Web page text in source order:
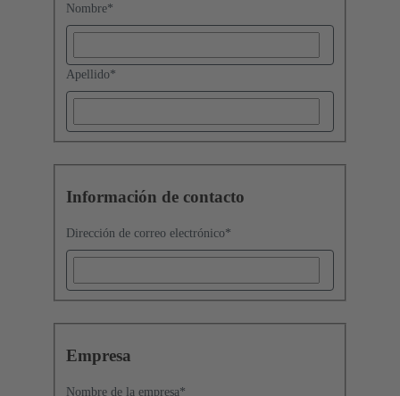
Nombre*
Apellido*
Información de contacto
Dirección de correo electrónico*
Empresa
Nombre de la empresa*